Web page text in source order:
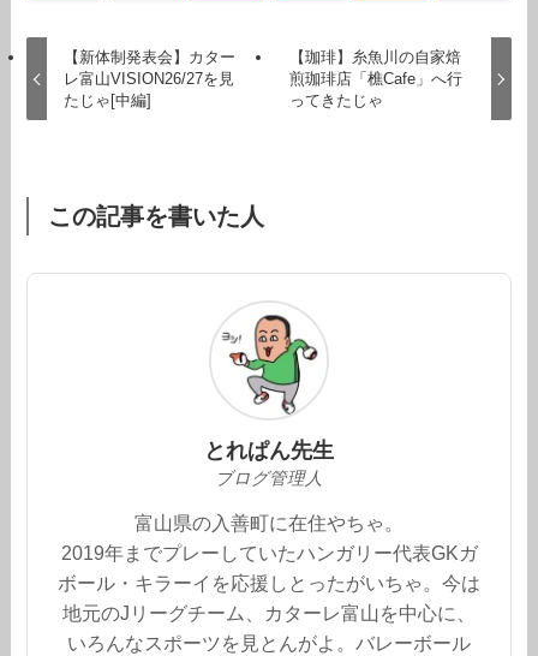
【新体制発表会】カター
レ富山VISION26/27を見
たじゃ[中編]
【珈琲】糸魚川の自家焙
煎珈琲店「樵Cafe」へ行
ってきたじゃ
この記事を書いた人
とれぱん先生
ブログ管理人
富山県の入善町に在住やちゃ。
2019年までプレーしていたハンガリー代表GKガ
ボール・キラーイを応援しとったがいちゃ。今は
地元のJリーグチーム、カターレ富山を中心に、
いろんなスポーツを見とんがよ。バレーボール